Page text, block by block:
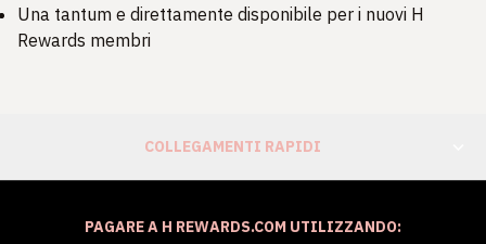
Una tantum e direttamente disponibile per i nuovi H
Rewards membri
COLLEGAMENTI RAPIDI
PAGARE A H REWARDS.COM UTILIZZANDO: